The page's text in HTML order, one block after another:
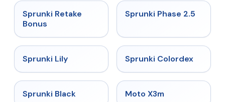
★
Sprunki Retake
Bonus
★ 4.5
Sprunki Phase 2.5
Sprunki Lily ★ 4.9
Sprunki Colordex
Sprunki Black Moto X3m